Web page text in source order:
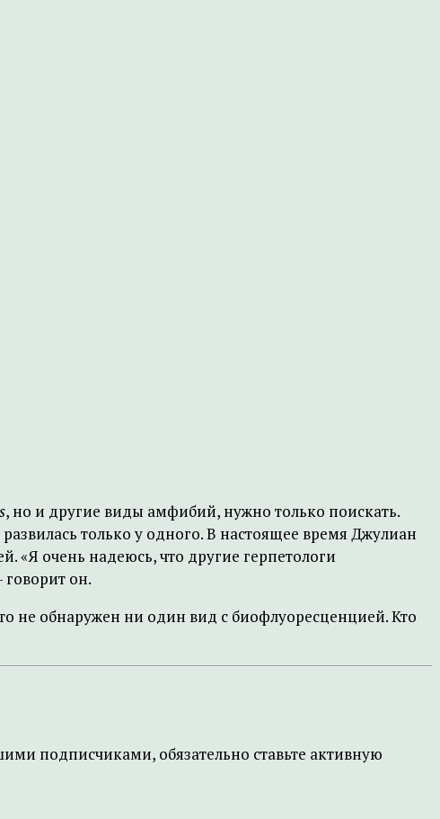
, но и другие виды амфибий, нужно только поискать.
только у одного. В настоящее время Джулиан
«Я очень надеюсь, что другие герпетологи
он.
не обнаружен ни один вид с биофлуоресценцией. Кто
подписчиками, обязательно ставьте активную